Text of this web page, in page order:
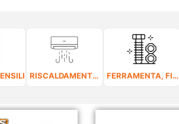
RISCALDAMENTO E CLIMATIZZAZIONE FERRAMENTA, FISSAGGIO E VITERIA